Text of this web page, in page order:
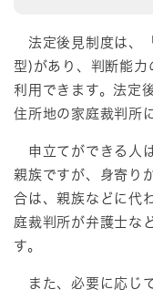
法定後見制度は、
型)があり、判断能力
利用できます。法定
住所地の家庭裁判所
申立てができる人
親族ですが、身寄り
合は、親族などに代
庭裁判所が弁護士な
す。
また、必要に応じ